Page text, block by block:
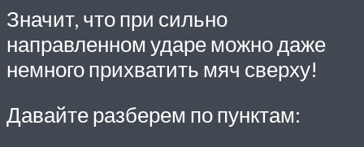
Значит, что при сильно
направленном ударе можно даже
немного прихватить мяч сверху!
Давайте разберем по пунктам: